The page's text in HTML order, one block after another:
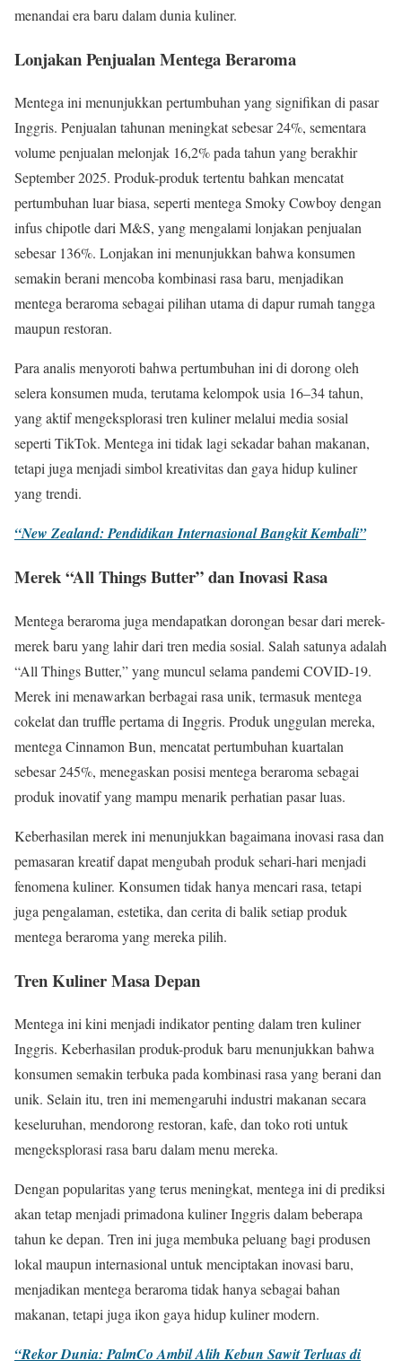
menandai era baru dalam dunia kuliner.
Lonjakan Penjualan Mentega Beraroma
Mentega ini menunjukkan pertumbuhan yang signifikan di pasar
Inggris. Penjualan tahunan meningkat sebesar 24%, sementara
volume penjualan melonjak 16,2% pada tahun yang berakhir
September 2025. Produk-produk tertentu bahkan mencatat
pertumbuhan luar biasa, seperti mentega Smoky Cowboy dengan
infus chipotle dari M&S, yang mengalami lonjakan penjualan
sebesar 136%. Lonjakan ini menunjukkan bahwa konsumen
semakin berani mencoba kombinasi rasa baru, menjadikan
mentega beraroma sebagai pilihan utama di dapur rumah tangga
maupun restoran.
Para analis menyoroti bahwa pertumbuhan ini di dorong oleh
selera konsumen muda, terutama kelompok usia 16–34 tahun,
yang aktif mengeksplorasi tren kuliner melalui media sosial
seperti TikTok. Mentega ini tidak lagi sekadar bahan makanan,
tetapi juga menjadi simbol kreativitas dan gaya hidup kuliner
yang trendi.
“New Zealand: Pendidikan Internasional Bangkit Kembali”
Merek “All Things Butter” dan Inovasi Rasa
Mentega beraroma juga mendapatkan dorongan besar dari merek-
merek baru yang lahir dari tren media sosial. Salah satunya adalah
“All Things Butter,” yang muncul selama pandemi COVID-19.
Merek ini menawarkan berbagai rasa unik, termasuk mentega
cokelat dan truffle pertama di Inggris. Produk unggulan mereka,
mentega Cinnamon Bun, mencatat pertumbuhan kuartalan
sebesar 245%, menegaskan posisi mentega beraroma sebagai
produk inovatif yang mampu menarik perhatian pasar luas.
Keberhasilan merek ini menunjukkan bagaimana inovasi rasa dan
pemasaran kreatif dapat mengubah produk sehari-hari menjadi
fenomena kuliner. Konsumen tidak hanya mencari rasa, tetapi
juga pengalaman, estetika, dan cerita di balik setiap produk
mentega beraroma yang mereka pilih.
Tren Kuliner Masa Depan
Mentega ini kini menjadi indikator penting dalam tren kuliner
Inggris. Keberhasilan produk-produk baru menunjukkan bahwa
konsumen semakin terbuka pada kombinasi rasa yang berani dan
unik. Selain itu, tren ini memengaruhi industri makanan secara
keseluruhan, mendorong restoran, kafe, dan toko roti untuk
mengeksplorasi rasa baru dalam menu mereka.
Dengan popularitas yang terus meningkat, mentega ini di prediksi
akan tetap menjadi primadona kuliner Inggris dalam beberapa
tahun ke depan. Tren ini juga membuka peluang bagi produsen
lokal maupun internasional untuk menciptakan inovasi baru,
menjadikan mentega beraroma tidak hanya sebagai bahan
makanan, tetapi juga ikon gaya hidup kuliner modern.
“Rekor Dunia: PalmCo Ambil Alih Kebun Sawit Terluas di